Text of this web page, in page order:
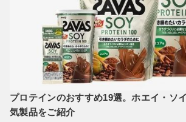
プロテインのおすすめ19選。ホエイ・ソ
気製品をご紹介